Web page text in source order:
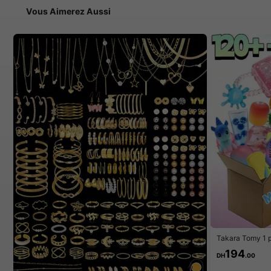
Vous Aimerez Aussi
Takara Tomy 1
éatoire pour
mous et
elle aux
DH194.00